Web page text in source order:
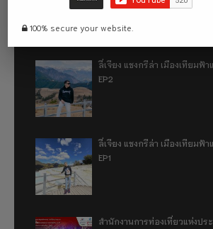
ลี่เจียง แชงกรีล่า เมืองเทียมฟ้
EP2
ลี่เจียง แชงกรีล่า เมืองเทียมฟ้
EP1
สำนักงานการท่องเที่ยวแห่งปร
100% secure your website.